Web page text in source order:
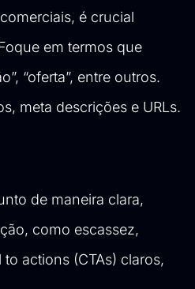
é crucial
em termos que
“oferta”, entre outros.
meta descrições e URLs.
de maneira clara,
como escassez,
actions (CTAs) claros,